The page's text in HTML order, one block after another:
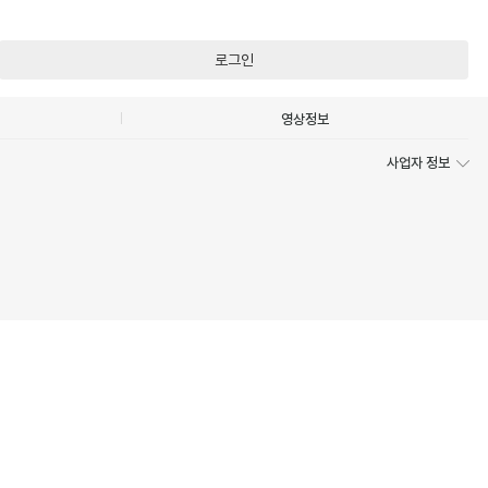
로그인
영상정보
사업자 정보